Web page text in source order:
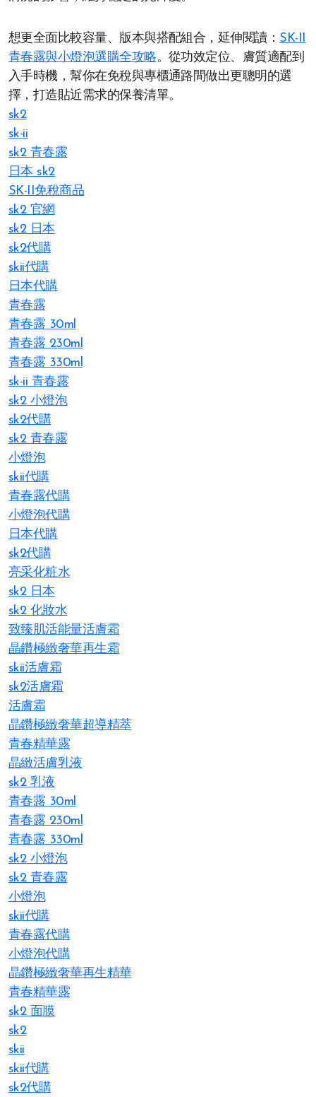
想更全面比較容量、版本與搭配組合，延伸閱讀： SK-II
青春露與小燈泡選購全攻略。從功效定位、膚質適配到
入手時機，幫你在免稅與專櫃通路間做出更聰明的選
擇，打造貼近需求的保養清單。
sk2
sk-ii
sk2 青春露
日本 sk2
SK-II免稅商品
sk2 官網
sk2 日本
sk2代購
skii代購
日本代購
青春露
青春露 30ml
青春露 230ml
青春露 330ml
sk-ii 青春露
sk2 小燈泡
sk2代購
sk2 青春露
小燈泡
skii代購
青春露代購
小燈泡代購
日本代購
sk2代購
亮采化粧水
sk2 日本
sk2 化妝水
致臻肌活能量活膚霜
晶鑽極緻奢華再生霜
skii活膚霜
sk2活膚霜
活膚霜
晶鑽極緻奢華超導精萃
青春精華露
晶緻活膚乳液
sk2 乳液
青春露 30ml
青春露 230ml
青春露 330ml
sk2 小燈泡
sk2 青春露
小燈泡
skii代購
青春露代購
小燈泡代購
晶鑽極緻奢華再生精華
青春精華露
sk2 面膜
sk2
skii
skii代購
sk2代購